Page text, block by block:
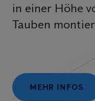
in einer Höhe
Tauben
MEHR INFOS